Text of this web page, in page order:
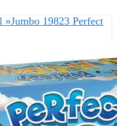
19823 Perfect